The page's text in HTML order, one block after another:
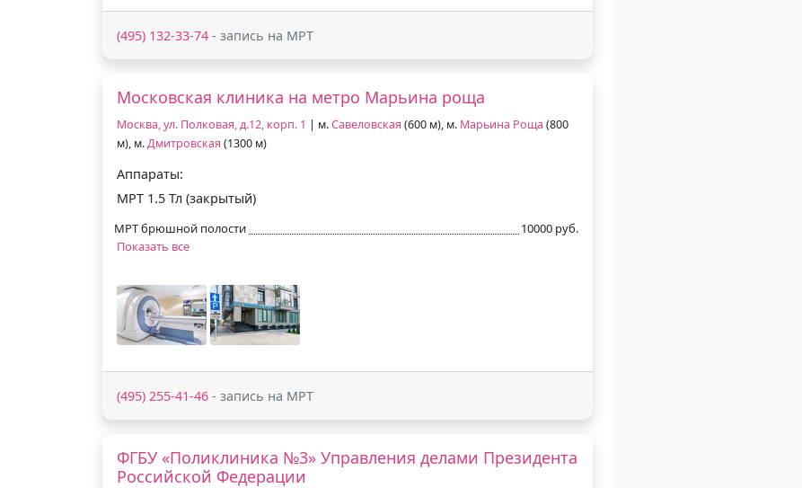
(495) 132-33-74 - запись на МРТ
Московская клиника на метро Марьина роща
Москва, ул. Полковая, д.12, корп. 1 | м.Савеловская (600 м), м. Марьина Роща (800
м), м.Дмитровская (1300 м)
Аппараты:
МРТ 1.5 Тл (закрытый)
МРТ брюшной полости
10000 руб.
Показать все
(495) 255-41-46 - запись на МРТ
ФГБУ «Поликлиника №3» Управления делами Президента
Российской Федерации